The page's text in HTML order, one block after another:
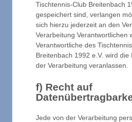
Tischtennis-Club Breitenbach
gespeichert sind, verlangen
sich hierzu jederzeit an den
Verarbeitung Verantwortlichen
Verantwortliche des
Breitenbach 1992 e.V. wird die
der Verarbeitung veranlassen.
f) Recht auf
Jede von der Verarbeitung